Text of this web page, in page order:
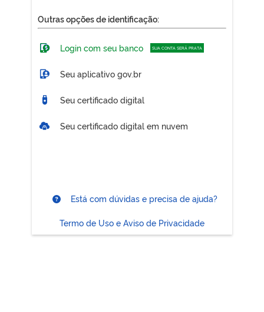
Outras opções de identificação:
Login com seu banco SUA CONTA SERÁ PRATA
Seu aplicativo gov.br
Seu certificado digital
Seu certificado digital em nuvem
Está com dúvidas e precisa de ajuda?
Termo de Uso e Aviso de Privacidade